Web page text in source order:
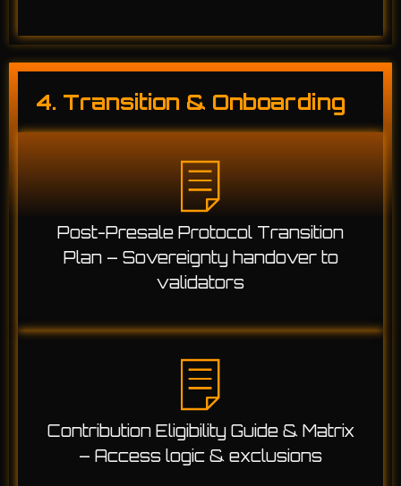
4. Transition & Onboarding
Post-Presale Protocol Transition
Plan – Sovereignty handover to
validators
Contribution Eligibility Guide & Matrix
– Access logic & exclusions